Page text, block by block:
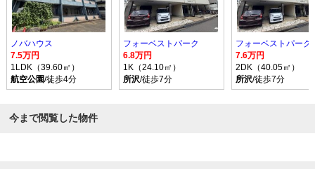
ノバハウス
7.5万円
1LDK（39.60㎡）
航空公園/徒歩4分
フォーベストパーク
6.8万円
1K（24.10㎡）
所沢/徒歩7分
フォーベストパーク
7.6万円
2DK（40.05㎡）
所沢/徒歩7分
今まで閲覧した物件